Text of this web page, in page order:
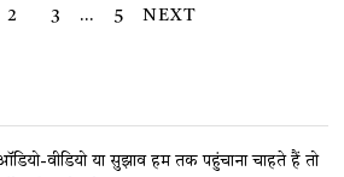
2 3 … 5 NEXT
वीडियो या सुझाव हम तक पहुंचाना चाहते हैं तो